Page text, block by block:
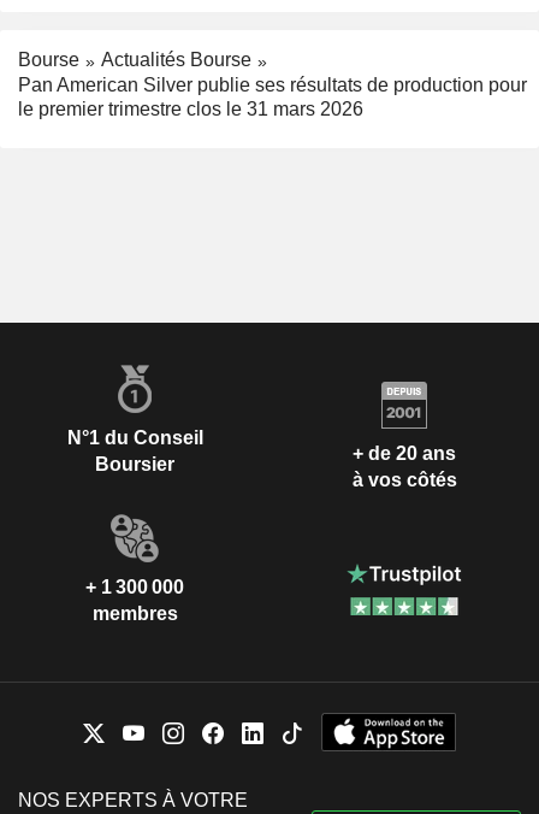
Bourse
Actualités Bourse
Pan American Silver publie ses résultats de production pour
le premier trimestre clos le 31 mars 2026
N°1 du Conseil
Boursier
+ de 20 ans
à vos côtés
+ 1 300 000
membres
NOS EXPERTS À VOTRE